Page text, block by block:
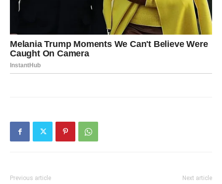
Previous article Next article